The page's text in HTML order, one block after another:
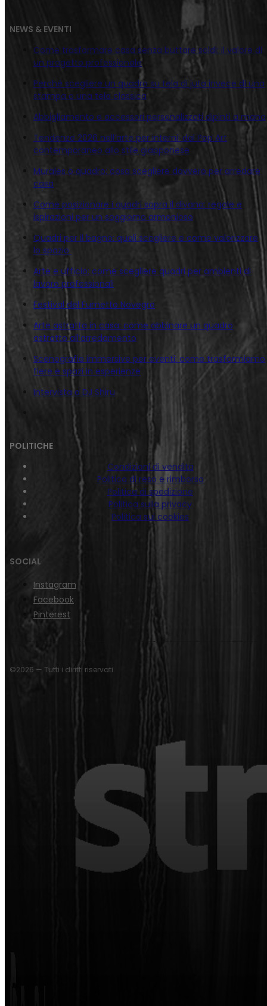
NEWS & EVENTI
Come trasformare casa senza buttare soldi: il valore di
un progetto professionale
Perché scegliere un quadro su tela di juta invece di una
stampa o una tela classica
Abbigliamento e accessori personalizzati dipinti a mano
Tendenze 2026 nell’arte per interni: dal Pop Art
contemporaneo allo stile giapponese
Murales o quadro: cosa scegliere davvero per arredare
casa
Come posizionare i quadri sopra il divano: regole e
ispirazioni per un soggiorno armonioso
Quadri per il bagno: quali scegliere e come valorizzare
lo spazio
Arte e ufficio: come scegliere quadri per ambienti di
lavoro professionali
Festival del Fumetto Novegro
Arte astratta in casa: come abbinare un quadro
astratto all’arredamento
Scenografie immersive per eventi: come trasformiamo
fiere e spazi in esperienze
Intervista a DJ Shiru
POLITICHE
Condizioni di vendita
Politica di reso e rimborso
Politica di spedizione
Politica sulla privacy
Politica sui cookies
SOCIAL
Instagram
Facebook
Pinterest
©2026 — Tutti i diritti riservati.